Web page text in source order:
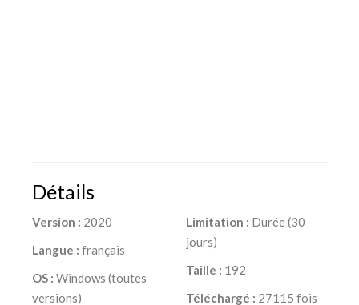
Détails
Version : 2020
Langue : français
OS : Windows (toutes
versions)
Limitation : Durée (30
jours)
Taille : 192
Téléchargé : 27115 fois